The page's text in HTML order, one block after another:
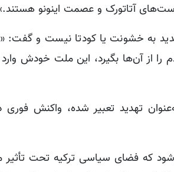
آتاتورک و عصمت اینونو
به خشونت یا کودتا نیست و گفت:
تهدید تعبیر شده، واکنش
که فضای سیاسی ترکیه تحت